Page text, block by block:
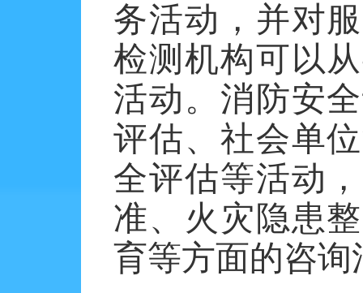
务活动，并对
检测机构可以
活动。消防安
评估、社会单
全评估等活动
准、火灾隐患
育等方面的咨询